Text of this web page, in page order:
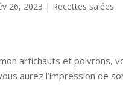
26, 2023 | Recettes salées
artichauts et poivrons,
aurez l’impression de